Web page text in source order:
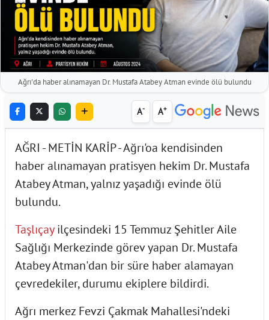
Ağrı'da haber alınamayan Dr. Mustafa Atabey Atman evinde ölü bulundu
A- A+
AĞRI - METİN KARİP - Ağrı'oa kendisinden
haber alınamayan pratisyen hekim Dr. Mustafa
Atabey Atman, yalnız yaşadığı evinde ölü
bulundu.
Taşlıçayilçesindeki 15 Temmuz Şehitler Aile
Sağlığı Merkezinde görev yapan Dr. Mustafa
Atabey Atman'dan bir süre haber alamayan
çevredekiler, durumu ekiplere bildirdi.
Ağrı merkez Fevzi Çakmak Mahallesi'ndeki